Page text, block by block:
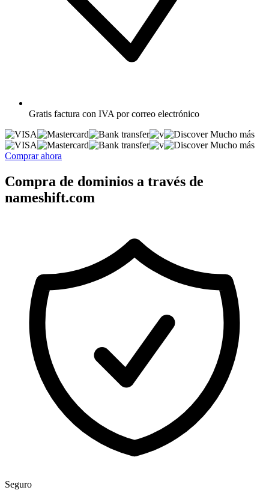
Gratis factura con IVA por correo electrónico
Mucho más
Mucho más
Comprar ahora
Compra de dominios a través de
nameshift.com
Seguro